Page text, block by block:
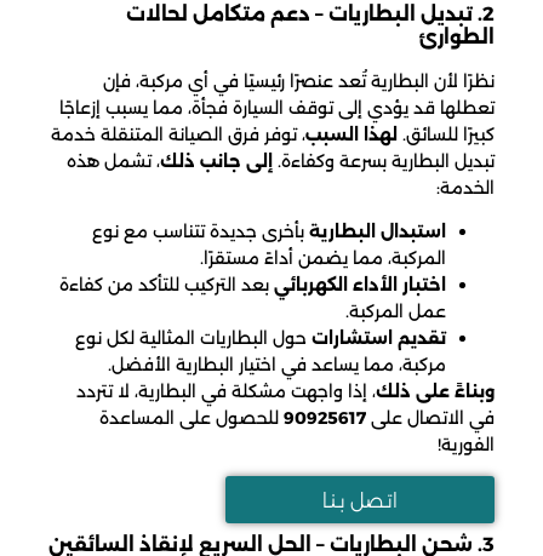
2. تبديل البطاريات – دعم متكامل لحالات
الطوارئ
نظرًا لأن البطارية تُعد عنصرًا رئيسيًا في أي مركبة، فإن
تعطلها قد يؤدي إلى توقف السيارة فجأة، مما يسبب إزعاجًا
كبيرًا للسائق. لهذا السبب، توفر فرق الصيانة المتنقلة خدمة
تبديل البطارية بسرعة وكفاءة.
إلى جانب ذلك، تشمل هذه
الخدمة:
استبدال البطارية بأخرى جديدة تتناسب مع نوع
المركبة، مما يضمن أداءً مستقرًا.
اختبار الأداء الكهربائي بعد التركيب للتأكد من كفاءة
عمل المركبة.
تقديم استشارات حول البطاريات المثالية لكل نوع
مركبة، مما يساعد في اختيار البطارية الأفضل.
وبناءً على ذلك، إذا واجهت مشكلة في البطارية، لا تتردد
في الاتصال على 90925617 للحصول على المساعدة
الفورية!
اتـصل بـنـا
3. شحن البطاريات – الحل السريع لإنقاذ السائقين